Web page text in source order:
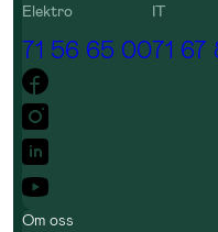
Elektro
71 56 65 00
IT
71
Om oss